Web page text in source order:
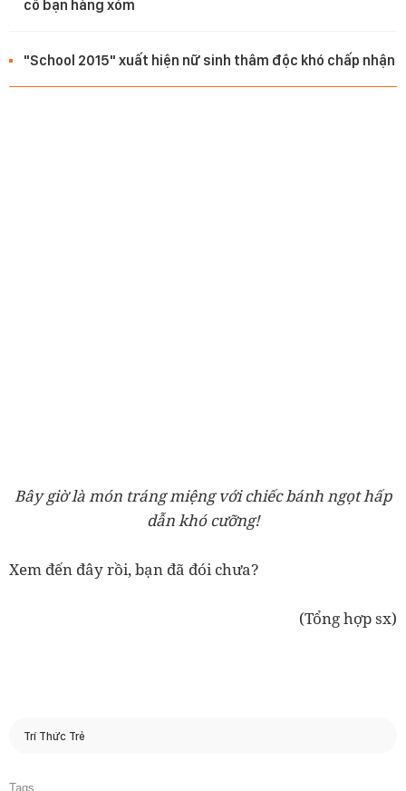
cô bạn hàng xóm
"School 2015" xuất hiện nữ sinh thâm độc khó chấp nhận
Bây giờ là món tráng miệng với chiếc bánh ngọt hấp
dẫn khó cưỡng!
Xem đến đây rồi, bạn đã đói chưa?
(Tổng hợp sx)
Trí Thức Trẻ
Tags